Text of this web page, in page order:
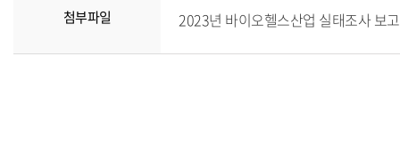
첨부파일 2023년 바이오헬스산업 실태조사 보